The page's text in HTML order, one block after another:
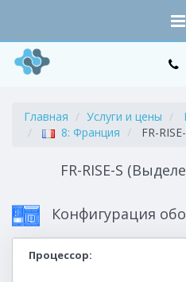
Главная Услуги и цены
8: Франция
FR-
FR-RISE-S
Конфигурация
Процессор